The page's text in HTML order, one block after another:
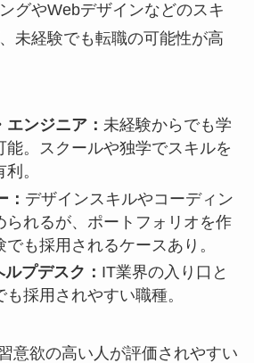
グやWebデザインなどのスキ
未経験でも転職の可能性が高
ンジニア： 未経験からでも学
能。スクールや独学でスキルを
。
： デザインスキルやコーディン
られるが、ポートフォリオを作
も採用されるケースあり。
プデスク： IT業界の入り口と
も採用されやすい職種。
意欲の高い人が評価されやすい